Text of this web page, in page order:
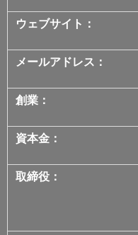
ウェブサイト：
メールアドレス：
創業：
資本金：
取締役：